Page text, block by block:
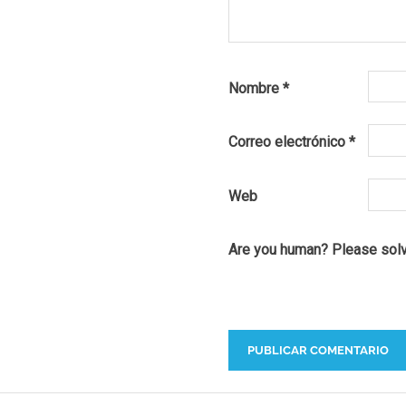
Nombre *
Correo electrónico *
Web
Are you human? Please